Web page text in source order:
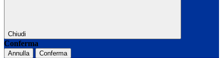
Chiudi
Conferma
Annulla Conferma